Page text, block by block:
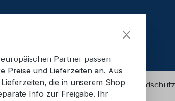
ADR-Ausrüstung Brandschutz
Partner passen
Preise und Lieferzeiten an. Aus
die in unserem Shop
Info zur Freigabe. Ihr